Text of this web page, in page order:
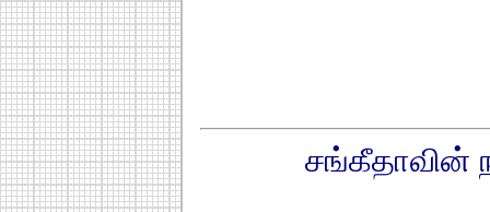
சங்கீதாவின்